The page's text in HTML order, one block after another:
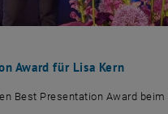
Award für Lisa Kern
Best Presentation Award beim